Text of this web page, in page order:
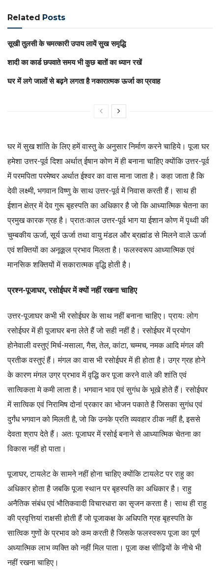
Related Posts
सूखी तुलसी के चमत्कारी उपाय लायें सुख समृद्धि
शादी का कार्ड छपवाते समय भी कुछ बातों का ध्यान रखें
घर में लगे जालों से बढ़ने लगता है नकारात्मक ऊर्जा का प्रवाह
घर में सुख शांति के लिए हमें वास्तु के अनुसार निर्माण करने चाहिये। पूजा घर
हमेशा उत्तर-पूर्व दिशा अर्थात् ईषान कोण में ही बनाना चाहिए क्योंकि उत्तर-पूर्व
में परमपिता परमेष्वर अर्थात ईश्वर का वास माना जाता है। कहा जाता है कि
देवी लक्ष्मी, भगवान विष्णु के साथ उत्तर-पूर्व में निवास करती हैं। साथ ही
ईशान क्षेत्र में देव गुरू बृहस्पति का अधिकार है जो कि आध्यात्मिक चेतना का
प्रमुख कारक ग्रह है। प्रातःकाल उत्तर-पूर्व भाग या ईशान कोण में पृथ्वी की
चुम्बकीय ऊर्जा, सूर्य ऊर्जा तथा वायु मंडल और ब्रह्मांड से मिलने वाले ऊर्जा
एवं शक्तियों का अनूकूल प्रभाव मिलता है। फलस्वरूप आध्यात्मिक एवं
मानसिक शक्तियों में सकारात्मक वृद्धि होती है।
प्रश्न-पूजाघर, रसोईघर में क्यों नहीं रखना चाहिए
उत्तर-पूजाघर कभी भी रसोईघर के साथ नहीं बनाना चाहिए। प्रायः लोग
रसोईघर में ही पूजाघर बना लेते हैं जो सही नहीं है। रसोईघर में प्रयोग
होनेवाली वस्तुएं मिर्च-मसाला, गैस, तेल, कांटा, चम्मच, नमक आदि मंगल की
प्रतीक वस्तुएं हैं। मंगल का वास भी रसोईघर में ही होता है। उग्र ग्रह होने
के कारण मंगल उग्र प्रभाव में वृद्धि कर पूजा करने वाले की शांति एवं
सात्विकता मे कमी लाता है। भगवान भाव एवं सुगंध के भूखे होते हैं। रसोईघर
में सात्विक एवं निरामिष दोनां प्रकार का भोजन पकाते है जिसका सुगंध एवं
दुर्गंध भगवान को मिलती है, जो कि उनके प्रति व्यवहार ठीक नहीं है, इससे
देवता श्राप देते हैं। अतः पूजाघर में रसोई बनाने से आध्यात्मिक चेतना का
विकास नहीं हो पाता।
पूजाघर, टायलेट के सामने नहीं होना चाहिए क्योंकि टायलेट पर राहु का
अधिकार होता है जबकि पूजा स्थान पर बृहस्पति का अधिकार है। राहु
अनैतिक संबंध एवं भौतिकवादी विचारधारा का सृजन करता है। साथ ही राहु
की प्रवृत्तियां राक्षसी होती हैं जो पूजाकक्ष के अधिपति ग्रह बृहस्पति के
सात्विक गुणों के प्रभाव को कम करती है जिसके फलस्वरूप पूजा का पूर्ण
अध्यात्मिक लाभ व्यक्ति को नहीं मिल पाता। पूजा कक्ष सीढ़ियों के नीचे भी
नहीं रखना चाहिए।